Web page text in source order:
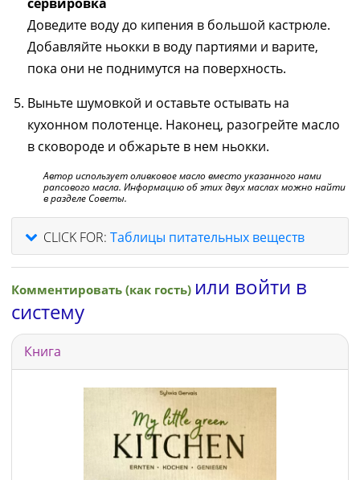
Доведите воду до кипения в большой кастрюле.
Добавляйте ньокки в воду партиями и варите,
пока они не поднимутся на поверхность.
Выньте шумовкой и оставьте остывать на
кухонном полотенце. Наконец, разогрейте масло
в сковороде и обжарьте в нем ньокки.
Автор использует оливковое масло вместо указанного нами
рапсового масла. Информацию об этих двух маслах можно найти
в разделе Советы.
CLICK FOR: Таблицы питательных веществ
Комментировать (как гость) или войти в
систему
Книга